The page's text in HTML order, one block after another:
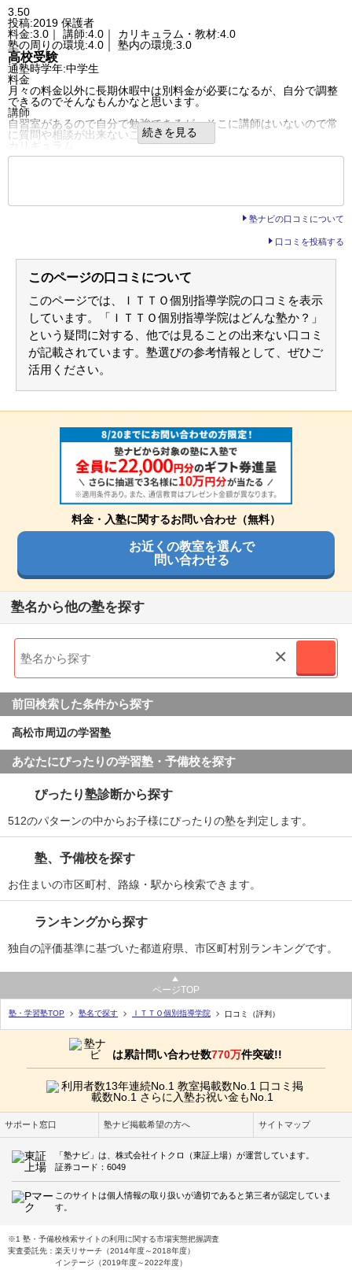
良いところや要望
入室、退室の確認メールが毎回届くのはよいと思います。講師の方
からの、授業内容、授業態度のメールも届くのでよいです。
その他気づいたこと、感じたこと
最終的に、高校入学できたのはよかったけど、もう少し、点数アッ
プできなかったのが、残念です。本人次第なところもあるかとは思
うけど…
利用内容
通っていた学校公立中学校
進学できた学校
通塾の目的
高校受験
目的の達成度 あまり達成できなかった
成績/偏差値変化
成績/偏差値推移入塾時:平均→入塾後:平均
不適切な口コミを報告する
3.50
投稿:2019 保護者
料金:3.0｜ 講師:4.0｜ カリキュラム・教材:4.0
塾の周りの環境:4.0｜ 塾内の環境:3.0
高校受験
通塾時学年:中学生
料金
月々の料金以外に長期休暇中は別料金が必要になるが、自分で調整
できるのでそんなもんかなと思います。
講師
自習室があるので自分で勉強できるが、そこに講師はいないので常
に質問や相談が出来ないことがある。
カリキュラム
長期休暇の時は個人のレベルに合わせて、カリキュラムを調整して
自習室はあるが、雑談ばかりしている生徒もいるので集中できない
い。
子供たちが集中して勉強できる環境にしていただければいいと思い
ます。
利用内容
通っていた学校公立中学校
通塾の目的
高校受験
目的の達成度 やや達成できた
成績/偏差値変化 UP
成績/偏差値推移 入塾時:
塾の雰囲気
不適切な口コミを報告する
高松紫雲校の教室情報を見る
続きを見る
塾ナビの口コミについて
口コミを投稿する
このページの口コミについて
このページでは、ＩＴＴＯ個別指導学院の口コミを表示
しています。「ＩＴＴＯ個別指導学院はどんな塾か？」
という疑問に対する、他では見ることの出来ない口コミ
が記載されています。塾選びの参考情報として、ぜひご
活用ください。
料金・入塾に関するお問い合わせ（無料）
お近くの教室を選んで
問い合わせる
塾名から他の塾を探す
×
前回検索した条件から探す
高松市周辺の学習塾
あなたにぴったりの学習塾・予備校を探す
ぴったり塾診断から探す
512のパターンの中からお子様にぴったりの塾を判定します。
塾、予備校を探す
お住まいの市区町村、路線・駅から検索できます。
ランキングから探す
独自の評価基準に基づいた都道府県、市区町村別ランキングです。
ページTOP
塾・学習塾TOP 塾名で探す ＩＴＴＯ個別指導学院 口コミ（評判）
は累計問い合わせ数770万件突破!!
サポート窓口 塾ナビ掲載希望の方へ サイトマップ
「塾ナビ」は、株式会社イトクロ（東証上場）が運営しています。
証券コード：6049
このサイトは個人情報の取り扱いが適切であると第三者が認定していま
す。
※1 塾・予備校検索サイトの利用に関する市場実態把握調査
実査委託先：楽天リサーチ（2014年度～2018年度）
インテージ（2019年度～2022年度）